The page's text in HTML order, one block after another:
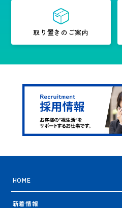
取り置きのご案内
HOME
新着情報